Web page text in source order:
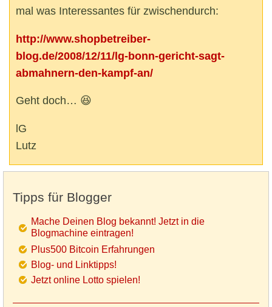
mal was Interessantes für zwischendurch:
http://www.shopbetreiber-
blog.de/2008/12/11/lg-bonn-gericht-sagt-
abmahnern-den-kampf-an/
Geht doch… 😆
lG
Lutz
Tipps für Blogger
Mache Deinen Blog bekannt! Jetzt in die
Blogmachine eintragen!
Plus500 Bitcoin Erfahrungen
Blog- und Linktipps!
Jetzt online Lotto spielen!